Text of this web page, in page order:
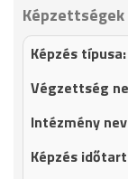
Képzettségek